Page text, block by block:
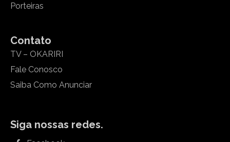
Porteiras
Contato
TV – OKARIRI
Fale Conosco
Saiba Como Anunciar
Siga nossas redes.